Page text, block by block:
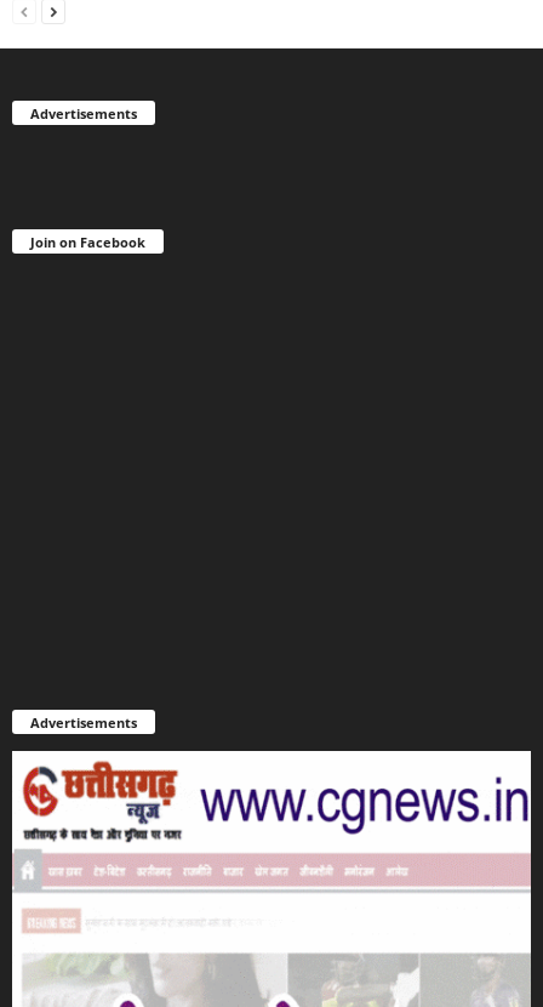
Advertisements
Join on Facebook
Advertisements